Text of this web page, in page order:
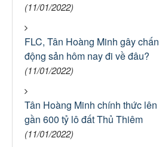
(11/01/2022)
FLC, Tân Hoàng Minh gây
động sản hôm nay đi về đâu?
(11/01/2022)
Tân Hoàng Minh chính thức
gần 600 tỷ lô đất Thủ Thiêm
(11/01/2022)